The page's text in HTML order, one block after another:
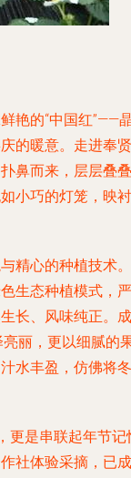
艳的“中国红”——
的暖意。走进奉贤
鼻而来，层层叠叠
小巧的灯笼，映衬
精心的种植技术。
生态种植模式，严
长、风味纯正。成
亮丽，更以细腻的
水丰盈，仿佛将冬
更是串联起年节记
社体验采摘，已成